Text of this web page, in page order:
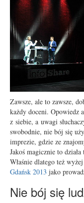
Zawsze, ale to zawsze,
każdy doceni. Opowiedz
z siebie, a uwagi
swobodnie, nie bój się
imprezie, gdzie ze
Jakoś magicznie to
Właśnie dlatego też
Gdańsk 2013 jako
Nie bój się